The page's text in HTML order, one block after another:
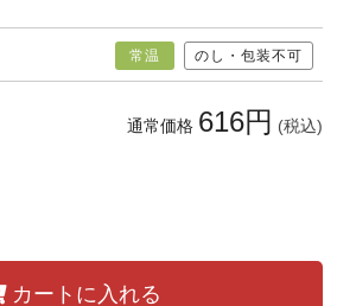
常温 のし・包装不可
通常価格 616円 (税込)
カートに入れる